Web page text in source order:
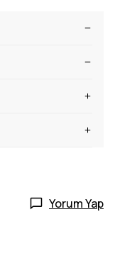
Yorum Yap